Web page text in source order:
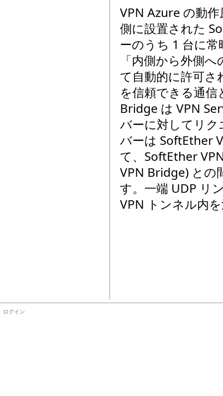
VPN Azure の動
側に設置された
ーのうち 1 台に
「内側から外側
て自動的に許可
を信頼できる通
Bridge は VPN
バーに対してリク
バーは SoftEther
て、SoftEther
VPN Bridge) との
す。一端 UDP リ
VPN トンネル内
ログイン